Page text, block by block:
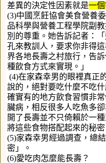
差異的決定性因素就是一
(3)中國烹飪協會美食營養
品科學與營養工程學院副
別的尊重。她告訴記者：
孔來教訓人，要求你非得
界各地長壽之村旅行，告
種飲食方式來實現。」
(4)在家森幸男的眼裡真正
說的，絕對要吃什麼不吃
確實有的地方飲食習慣非
臟病，相反很多人吃魚多
開了長壽並不只倚賴於一
將這些食物搭配起來的秘密
(5)家森幸男經過調查，總
密」。
(6)愛吃肉怎麼能長壽？